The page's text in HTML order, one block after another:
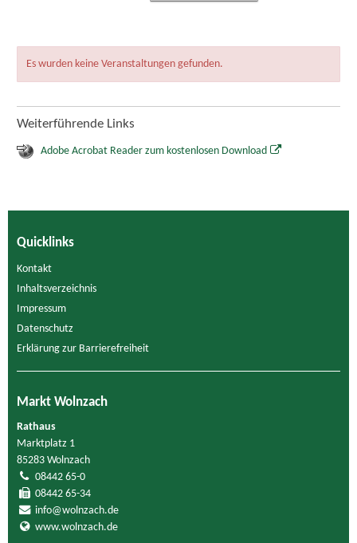
Es wurden keine Veranstaltungen gefunden.
Weiterführende Links
Adobe Acrobat Reader zum kostenlosen Download
Quicklinks
Kontakt
Inhaltsverzeichnis
Impressum
Datenschutz
Erklärung zur Barrierefreiheit
Markt Wolnzach
Rathaus
Marktplatz 1
85283 Wolnzach
08442 65-0
08442 65-34
info@wolnzach.de
www.wolnzach.de